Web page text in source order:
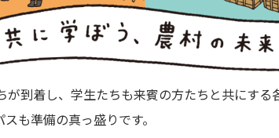
到着し、学生たちも来賓の方たちと共にす
も準備の真っ盛りです。